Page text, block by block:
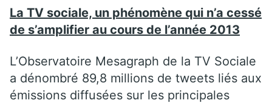
La TV sociale, un phénomène qui n’a cessé
de s’amplifier au cours de l’année 2013
L’Observatoire Mesagraph de la TV Sociale
a dénombré 89,8 millions de tweets liés aux
émissions diffusées sur les principales